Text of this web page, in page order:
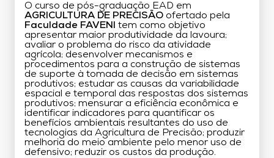
O curso de pós-graduação EAD em
AGRICULTURA DE PRECISÃO ofertado pela
Faculdade FAVENI
tem como objetivo
apresentar maior produtividade da lavoura;
avaliar o problema do risco da atividade
agrícola; desenvolver mecanismos e
procedimentos para a construção de sistemas
de suporte à tomada de decisão em sistemas
produtivos; estudar as causas da variabilidade
espacial e temporal das respostas dos sistemas
produtivos; mensurar a eficiência econômica e
identificar indicadores para quantificar os
benefícios ambientais resultantes do uso de
tecnologias da Agricultura de Precisão; produzir
melhoria do meio ambiente pelo menor uso de
defensivo; reduzir os custos da produção.